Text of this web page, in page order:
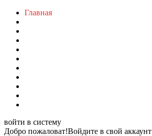
Главная
войти в систему
Добро пожаловат!Войдите в свой аккаунт